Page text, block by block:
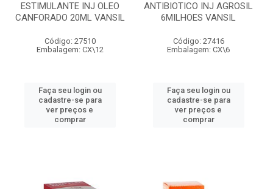
ESTIMULANTE INJ OLEO
CANFORADO 20ML VANSIL
Código: 27510
Embalagem: CX\12
Faça seu login ou
cadastre-se para
ver preços e
comprar
ANTIBIOTICO INJ AGROSIL
6MILHOES VANSIL
Código: 27416
Embalagem: CX\6
Faça seu login ou
cadastre-se para
ver preços e
comprar